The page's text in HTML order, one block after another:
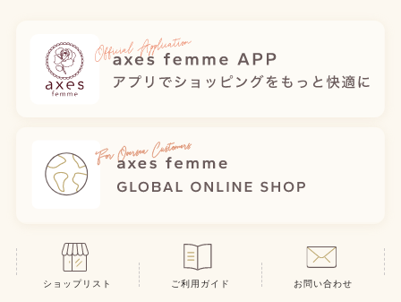
ショップリスト ご利用ガイド お問い合わせ